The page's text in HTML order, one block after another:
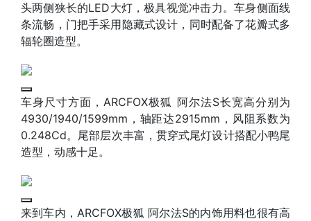
头两侧狭长的LED大灯，极具视觉冲击力。车身侧面线
条流畅，门把手采用隐藏式设计，同时配备了花瓣式多
辐轮圈造型。
车身尺寸方面，ARCFOX极狐 阿尔法S长宽高分别为
4930/1940/1599mm，轴距达2915mm，风阻系数为
0.248Cd。尾部层次丰富，贯穿式尾灯设计搭配小鸭尾
造型，动感十足。
来到车内，ARCFOX极狐 阿尔法S的内饰用料也很有高